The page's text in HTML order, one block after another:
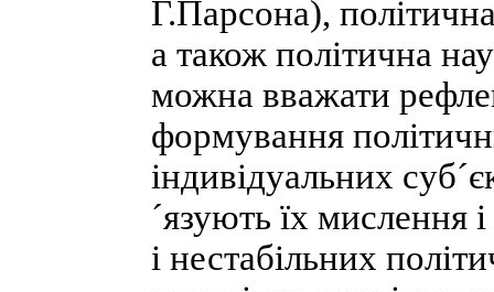
Г.Парсона),
а також політична
можна вважати
формування
індивідуальних
´язують їх мислення
і нестабільних